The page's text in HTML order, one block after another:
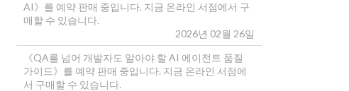
AI》를 예약 판매 중입니다. 지금 온라인 서점에서 구
매할 수 있습니다.
2026년 02월 26일
《QA를 넘어 개발자도 알아야 할 AI 에이전트 품질
가이드》를 예약 판매 중입니다. 지금 온라인 서점에
서 구매할 수 있습니다.